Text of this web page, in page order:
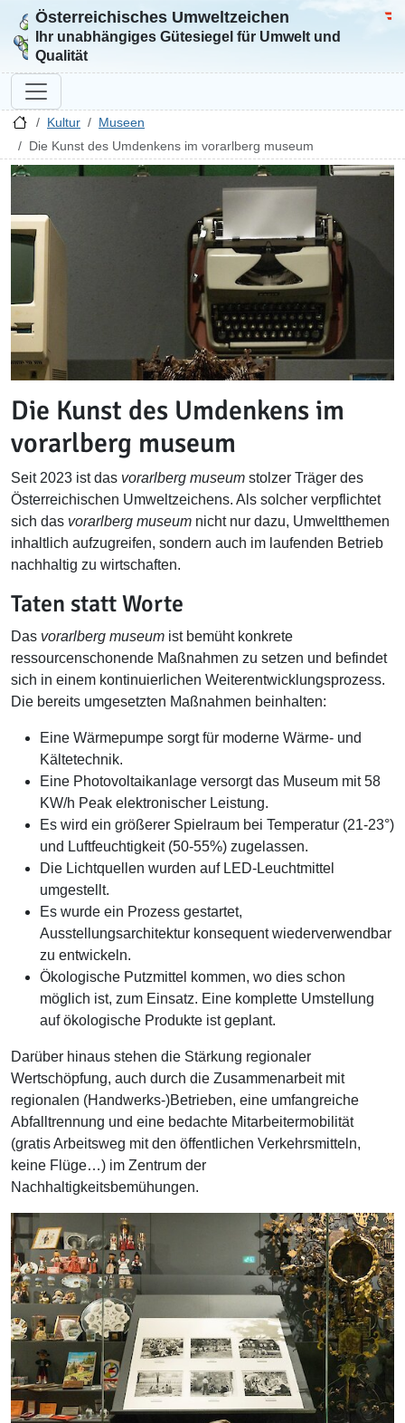
Zur Startseite
Österreichisches Umweltzeichen
Ihr unabhängiges Gütesiegel für Umwelt und
Qualität
Kultur
Museen
Die Kunst des Umdenkens im vorarlberg museum
Die Kunst des Umdenkens im
vorarlberg museum
Seit 2023 ist das vorarlberg museum stolzer Träger des
Österreichischen Umweltzeichens. Als solcher verpflichtet
sich das vorarlberg museum nicht nur dazu, Umweltthemen
inhaltlich aufzugreifen, sondern auch im laufenden Betrieb
nachhaltig zu wirtschaften.
Taten statt Worte
Das vorarlberg museum ist bemüht konkrete
ressourcenschonende Maßnahmen zu setzen und befindet
sich in einem kontinuierlichen Weiterentwicklungsprozess.
Die bereits umgesetzten Maßnahmen beinhalten:
Eine Wärmepumpe sorgt für moderne Wärme- und
Kältetechnik.
Eine Photovoltaikanlage versorgt das Museum mit 58
KW/h Peak elektronischer Leistung.
Es wird ein größerer Spielraum bei Temperatur (21-23°)
und Luftfeuchtigkeit (50-55%) zugelassen.
Die Lichtquellen wurden auf LED-Leuchtmittel
umgestellt.
Es wurde ein Prozess gestartet,
Ausstellungsarchitektur konsequent wiederverwendbar
zu entwickeln.
Ökologische Putzmittel kommen, wo dies schon
möglich ist, zum Einsatz. Eine komplette Umstellung
auf ökologische Produkte ist geplant.
Darüber hinaus stehen die Stärkung regionaler
Wertschöpfung, auch durch die Zusammenarbeit mit
regionalen (Handwerks-)Betrieben, eine umfangreiche
Abfalltrennung und eine bedachte Mitarbeitermobilität
(gratis Arbeitsweg mit den öffentlichen Verkehrsmitteln,
keine Flüge…) im Zentrum der
Nachhaltigkeitsbemühungen.